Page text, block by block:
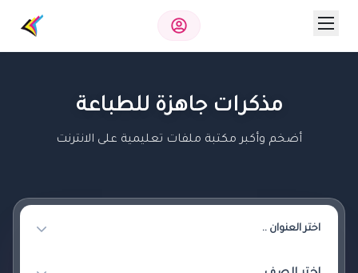
مذكرات جاهزة للطباعة
أضخم وأكبر مكتبة ملفات تعليمية على الانترنت